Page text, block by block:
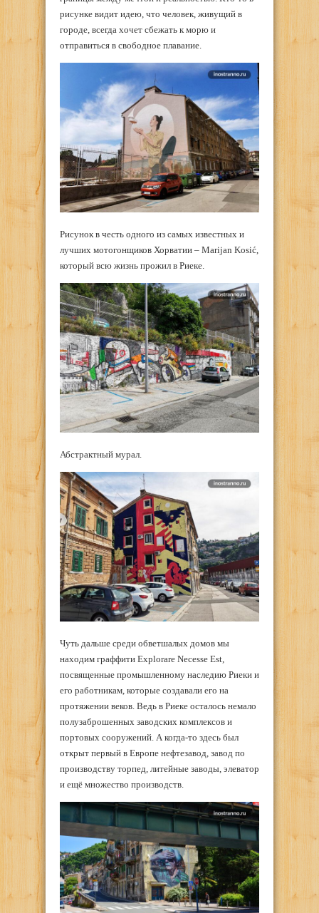
рисунке видит идею, что человек, живущий в
городе, всегда хочет сбежать к морю и
отправиться в свободное плавание.
Рисунок в честь одного из самых известных и
лучших мотогонщиков Хорватии – Marijan Kosić,
который всю жизнь прожил в Риеке.
Абстрактный мурал.
Чуть дальше среди обветшалых домов мы
находим граффити Explorare Necesse Est,
посвященные промышленному наследию Риеки и
его работникам, которые создавали его на
протяжении веков. Ведь в Риеке осталось немало
полузаброшенных заводских комплексов и
портовых сооружений. А когда-то здесь был
открыт первый в Европе нефтезавод, завод по
производству торпед, литейные заводы, элеватор
и ещё множество производств.